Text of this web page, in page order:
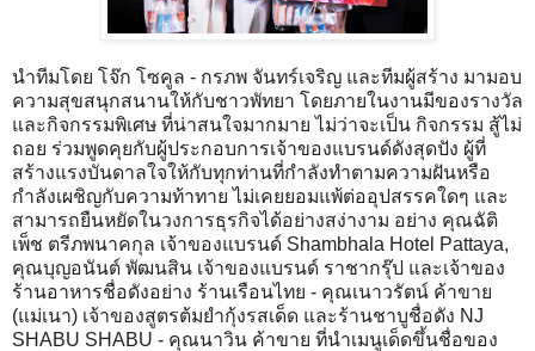
นำทีมโดย โจ๊ก โซคูล - กรภพ จันทร์เจริญ และทีมผู้สร้าง มามอบ
ความสุขสนุกสนานให้กับชาวพัทยา โดยภายในงานมีของรางวัล
และกิจกรรมพิเศษ ที่น่าสนใจมากมาย ไม่ว่าจะเป็น กิจกรรม สู้ไม่
ถอย ร่วมพูดคุยกับผู้ประกอบการเจ้าของแบรนด์ดังสุดปัง ผู้ที่
สร้างแรงบันดาลใจให้กับทุกท่านที่กำลังทำตามความฝันหรือ
กำลังเผชิญกับความท้าทาย ไม่เคยยอมแพ้ต่ออุปสรรคใดๆ และ
สามารถยืนหยัดในวงการธุรกิจได้อย่างสง่างาม อย่าง คุณฉัติ
เพ็ช ตรีภพนาคกุล เจ้าของแบรนด์ Shambhala Hotel Pattaya,
คุณบุญอนันต์ พัฒนสิน เจ้าของแบรนด์ ราชากรุ๊ป และเจ้าของ
ร้านอาหารชื่อดังอย่าง ร้านเรือนไทย - คุณเนาวรัตน์ ค้าขาย
(แม่เนา) เจ้าของสูตรต้มยำกุ้งรสเด็ด และร้านชาบูชื่อดัง NJ
SHABU SHABU - คุณนาวิน ค้าขาย ที่นำเมนูเด็ดขึ้นชื่อของ